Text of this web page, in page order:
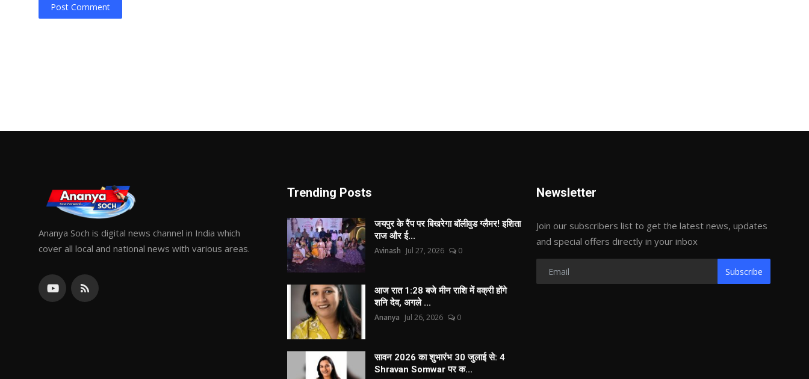
Post Comment
Ananya Soch is digital news channel in India which
cover all local and national news with various areas.
Trending Posts
जयपुर के रैंप पर बिखरेगा बॉलीवुड ग्लैमर! इशिता
राज और ई...
Avinash Jul 27, 2026 0
आज रात 1:28 बजे मीन राशि में वक्री होंगे
शनि देव, अगले ...
Ananya Jul 26, 2026 0
सावन 2026 का शुभारंभ 30 जुलाई से: 4
Shravan Somwar पर क...
Newsletter
Join our subscribers list to get the latest news, updates
and special offers directly in your inbox
Subscribe